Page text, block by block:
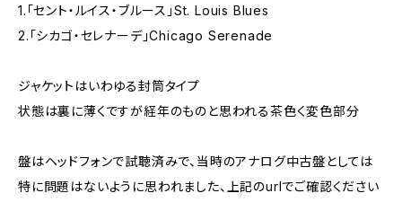
1.「セント・ルイス・ブルース」St. Louis Blues
2.「シカゴ・セレナーデ」Chicago Serenade
ジャケットはいわゆる封筒タイプ
状態は裏に薄くですが経年のものと思われる茶色く変色部分
盤はヘッドフォンで試聴済みで、当時のアナログ中古盤としては
特に問題はないように思われました、上記のurlでご確認ください